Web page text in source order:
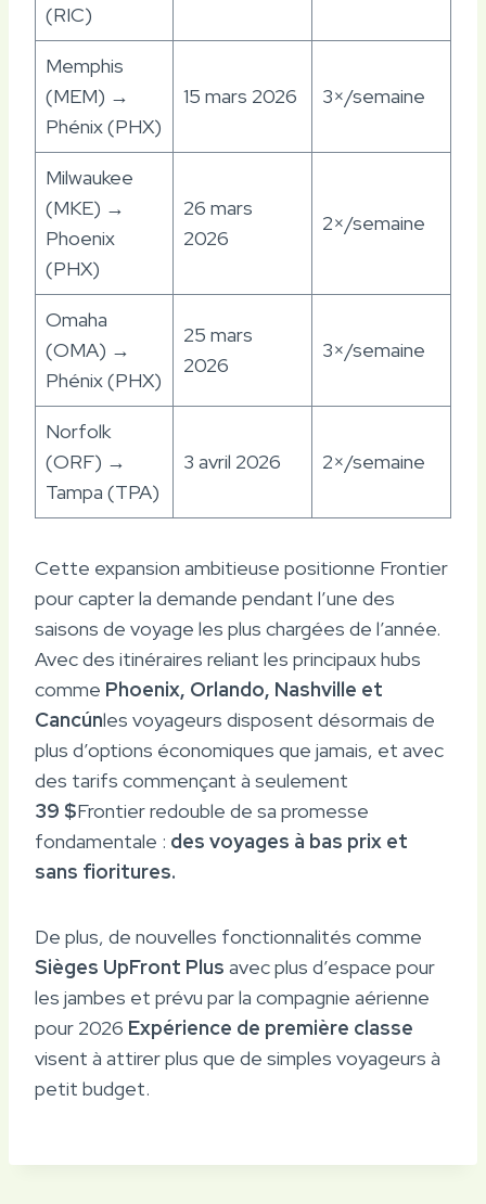
(RIC)
Memphis
(MEM) →
Phénix (PHX)
15 mars 2026 3×/semaine
Milwaukee
(MKE) →
Phoenix
(PHX)
26 mars
2026
2×/semaine
Omaha
(OMA) →
Phénix (PHX)
25 mars
2026
3×/semaine
Norfolk
(ORF) →
Tampa (TPA)
3 avril 2026 2×/semaine
Cette expansion ambitieuse positionne Frontier
pour capter la demande pendant l’une des
saisons de voyage les plus chargées de l’année.
Avec des itinéraires reliant les principaux hubs
comme Phoenix, Orlando, Nashville et
Cancúnles voyageurs disposent désormais de
plus d’options économiques que jamais, et avec
des tarifs commençant à seulement
39 $Frontier redouble de sa promesse
fondamentale : des voyages à bas prix et
sans fioritures.
De plus, de nouvelles fonctionnalités comme
Sièges UpFront Plus avec plus d’espace pour
les jambes et prévu par la compagnie aérienne
pour 2026 Expérience de première classe
visent à attirer plus que de simples voyageurs à
petit budget.